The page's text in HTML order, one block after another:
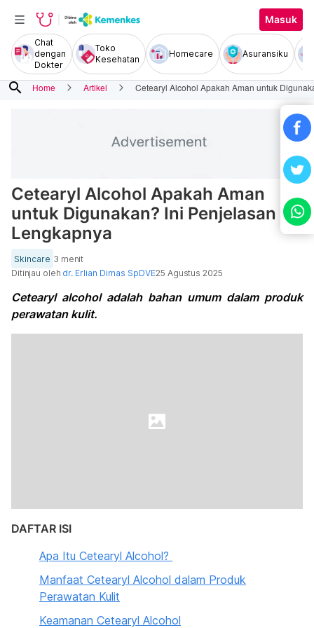
Masuk
Chat
dengan
Dokter
Toko
Kesehatan
Homecare Asuransiku
search Home Artikel Cetearyl Alcohol Apakah Aman untuk
Cetearyl Alcohol Apakah Aman
untuk Digunakan? Ini Penjelasan
Lengkapnya
Skincare 3 menit
Ditinjau oleh dr. Erlian Dimas SpDVE25 Agustus 2025
Cetearyl alcohol adalah bahan umum dalam produk
perawatan kulit.
DAFTAR ISI
Apa Itu Cetearyl Alcohol?
Manfaat Cetearyl Alcohol dalam Produk
Perawatan Kulit
Keamanan Cetearyl Alcohol